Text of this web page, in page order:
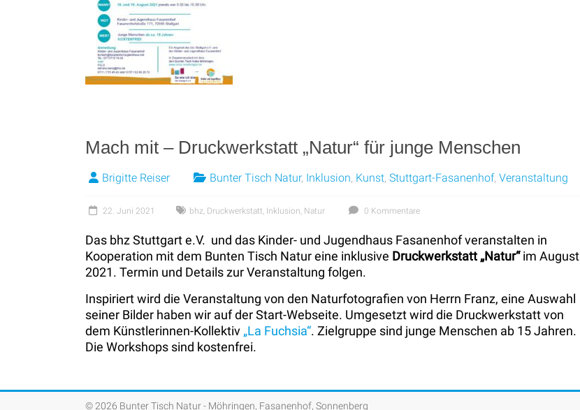
Mach mit – Druckwerkstatt „Natur“ für junge Menschen
Brigitte Reiser Bunter Tisch Natur, Inklusion, Kunst, Stuttgart-Fasanenhof, Veranstaltung
22. Juni 2021 bhz, Druckwerkstatt, Inklusion, Natur 0 Kommentare
Das bhz Stuttgart e.V. und das Kinder- und Jugendhaus Fasanenhof veranstalten in
Kooperation mit dem Bunten Tisch Natur eine inklusive Druckwerkstatt „Natur“im August
2021. Termin und Details zur Veranstaltung folgen.
Inspiriert wird die Veranstaltung von den Naturfotografien von Herrn Franz, eine Auswahl
seiner Bilder haben wir auf der Start-Webseite. Umgesetzt wird die Druckwerkstatt von
dem Künstlerinnen-Kollektiv „La Fuchsia“. Zielgruppe sind junge Menschen ab 15 Jahren.
Die Workshops sind kostenfrei.
© 2026 Bunter Tisch Natur - Möhringen, Fasanenhof, Sonnenberg